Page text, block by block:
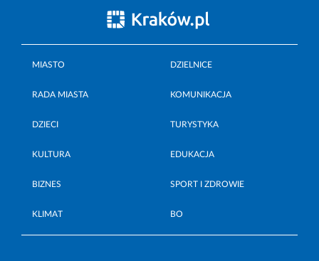
MIASTO DZIELNICE
RADA MIASTA KOMUNIKACJA
DZIECI TURYSTYKA
KULTURA EDUKACJA
BIZNES SPORT I ZDROWIE
KLIMAT BO